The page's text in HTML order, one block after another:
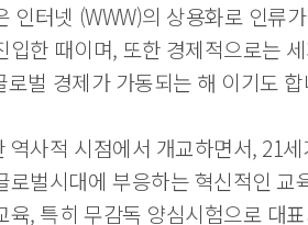
인터넷 (WWW)의 상용화로 인류
입한 때이며, 또한 경제적으로는
로벌 경제가 가동되는 해 이기도
역사적 시점에서 개교하면서, 21세
로벌시대에 부응하는 혁신적인 교
육, 특히 무감독 양심시험으로 대